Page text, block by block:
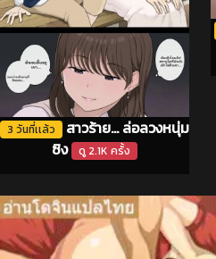
3 วันที่เเล้ว สาวร้าย... ล่อลวงหนุ่ม
ซิง ดู 2.1K ครั้ง